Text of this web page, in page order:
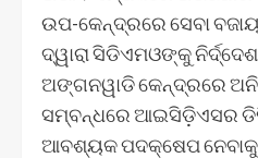
ଉପ-କେନ୍ଦ୍ରରେ ସେବା
ଦ୍ୱାରା ସିଡିଏମଓଙ୍କୁ
ଅଙ୍ଗନୱାଡି କେନ୍ଦ୍ରରେ
ସମ୍ବନ୍ଧରେ ଆଇସିଡ଼ିଏସର
ଆବଶ୍ୟକ ପଦକ୍ଷେପ ନେବାକୁ